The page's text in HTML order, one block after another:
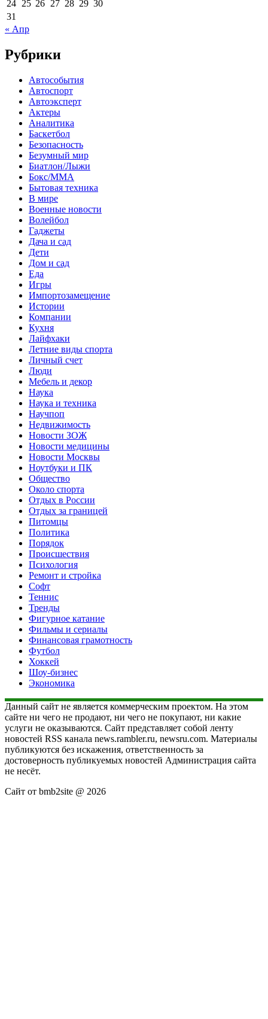
24 25 26 27 28 29 30
31
« Апр
Рубрики
Автособытия
Автоспорт
Автоэксперт
Актеры
Аналитика
Баскетбол
Безопасность
Безумный мир
Биатлон/Лыжи
Бокс/MMA
Бытовая техника
В мире
Военные новости
Волейбол
Гаджеты
Дача и сад
Дети
Дом и сад
Еда
Игры
Импортозамещение
Истории
Компании
Кухня
Лайфхаки
Летние виды спорта
Личный счет
Люди
Мебель и декор
Наука
Наука и техника
Научпоп
Недвижимость
Новости ЗОЖ
Новости медицины
Новости Москвы
Ноутбуки и ПК
Общество
Около спорта
Отдых в России
Отдых за границей
Питомцы
Политика
Порядок
Происшествия
Психология
Ремонт и стройка
Софт
Теннис
Тренды
Фигурное катание
Фильмы и сериалы
Финансовая грамотность
Футбол
Хоккей
Шоу-бизнес
Экономика
Данный сайт не является коммерческим проектом. На этом
сайте ни чего не продают, ни чего не покупают, ни какие
услуги не оказываются. Сайт представляет собой ленту
новостей RSS канала news.rambler.ru, newsru.com. Материалы
публикуются без искажения, ответственность за
достоверность публикуемых новостей Администрация сайта
не несёт.
Сайт от bmb2site @ 2026